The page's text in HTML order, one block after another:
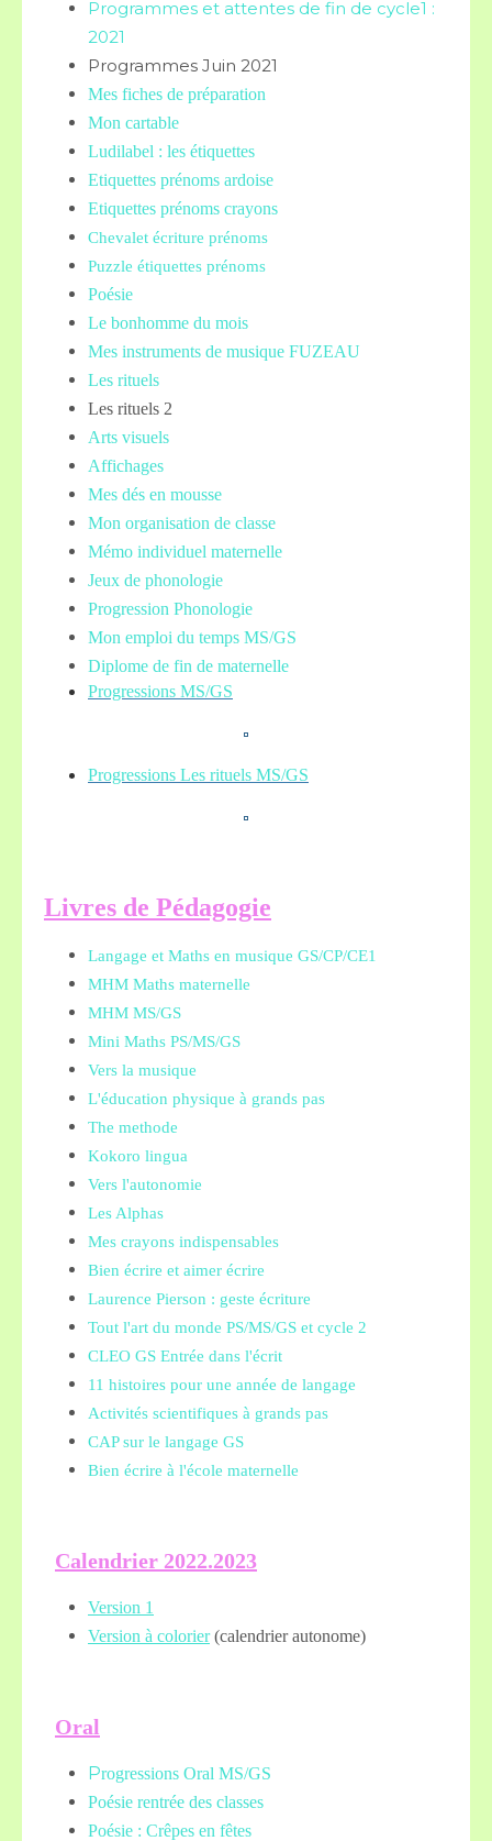
Programmes et attentes de fin de cycle1 :
2021
Programmes Juin 2021
Mes fiches de préparation
Mon cartable
Ludilabel : les étiquettes
Etiquettes prénoms ardoise
Etiquettes prénoms crayons
Chevalet écriture prénoms
Puzzle étiquettes prénoms
Poésie
Le bonhomme du mois
Mes instruments de musique FUZEAU
Les rituels
Les rituels 2
Arts visuels
Affichages
Mes dés en mousse
Mon organisation de classe
Mémo individuel maternelle
Jeux de phonologie
Progression Phonologie
Mon emploi du temps MS/GS
Diplome de fin de maternelle
Progressions MS/GS
Progressions Les rituels MS/GS
Livres de Pédagogie
Langage et Maths en musique GS/CP/CE1
MHM Maths maternelle
MHM MS/GS
Mini Maths PS/MS/GS
Vers la musique
L'éducation physique à grands pas
The methode
Kokoro lingua
Vers l'autonomie
Les Alphas
Mes crayons indispensables
Bien écrire et aimer écrire
Laurence Pierson : geste écriture
Tout l'art du monde PS/MS/GS et cycle 2
CLEO GS Entrée dans l'écrit
11 histoires pour une année de langage
Activités scientifiques à grands pas
CAP sur le langage GS
Bien écrire à l'école maternelle
Calendrier 2022.2023
Version 1
Version à colorier(calendrier autonome)
Oral
Progressions Oral MS/GS
Poésie rentrée des classes
Poésie : Crêpes en fêtes